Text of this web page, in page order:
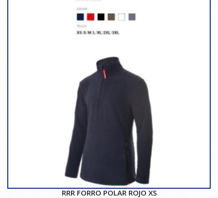
RRR FORRO POLAR ROJO XS